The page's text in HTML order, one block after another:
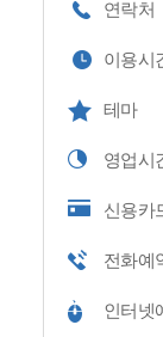
연락처
이용시
테마
영업시
신용카
전화예
인터넷